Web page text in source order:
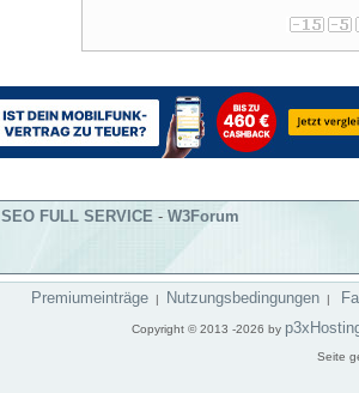
SEO FULL SERVICE - W3Forum
Premiumeinträge | Nutzungsbedingungen |
Copyright © 2013 -2026 by
Seite